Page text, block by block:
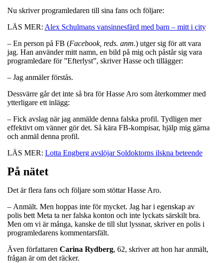
Nu skriver programledaren till sina fans och följare:
LÄS MER: Alex Schulmans vansinnesfärd med barn – mitt i city
– En person på FB (Facebook, reds. anm.) utger sig för att vara
jag. Han använder mitt namn, en bild på mig och påstår sig vara
programledare för ”Efterlyst”, skriver Hasse och tillägger:
– Jag anmäler förstås.
Dessvärre går det inte så bra för Hasse Aro som återkommer med
ytterligare ett inlägg:
– Fick avslag när jag anmälde denna falska profil. Tydligen mer
effektivt om vänner gör det. Så kära FB-kompisar, hjälp mig gärna
och anmäl denna profil.
LÄS MER: Lotta Engberg avslöjar Soldoktorns ilskna beteende
På nätet
Det är flera fans och följare som stöttar Hasse Aro.
– Anmält. Men hoppas inte för mycket. Jag har i egenskap av
polis bett Meta ta ner falska konton och inte lyckats särskilt bra.
Men om vi är många, kanske de till slut lyssnar, skriver en polis i
programledarens kommentarsfält.
Även författaren Carina Rydberg, 62, skriver att hon har anmält,
frågan är om det räcker.